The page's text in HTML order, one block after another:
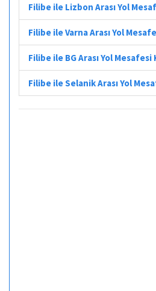
Filibe ile Lizbon Arası Yol
Filibe ile Varna Arası Yol
Filibe ile BG Arası Yol
Filibe ile Selanik Arası Yol